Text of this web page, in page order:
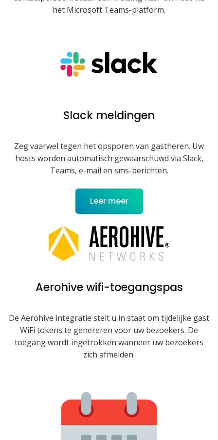
het Microsoft Teams-platform.
Slack meldingen
Zeg vaarwel tegen het opsporen van gastheren. Uw
hosts worden automatisch gewaarschuwd via Slack,
Teams, e-mail en sms-berichten.
Leer meer
Aerohive wifi-toegangspas
De Aerohive integratie stelt u in staat om tijdelijke gast
WiFi tokens te genereren voor uw bezoekers. De
toegang wordt ingetrokken wanneer uw bezoekers
zich afmelden.